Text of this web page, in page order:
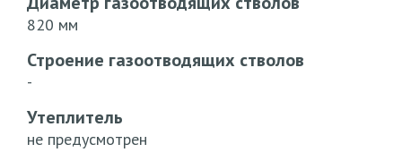
820 мм
Строение газоотводящих стволов
-
Утеплитель
не предусмотрен